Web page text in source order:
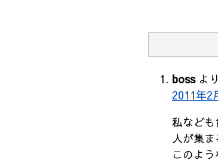
boss よ
2011年2
私なども
人が集
このよう